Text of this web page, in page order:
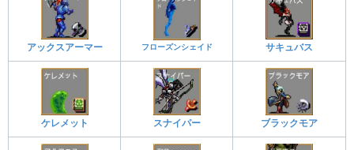
アックスアーマー フローズンシェイド サキュバス
ケレメット スナイパー ブラックモア